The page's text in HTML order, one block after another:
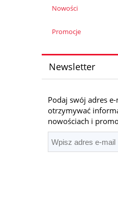
Nowości
Promocje
Newsletter
Podaj swój adres
otrzymywać
nowościach i